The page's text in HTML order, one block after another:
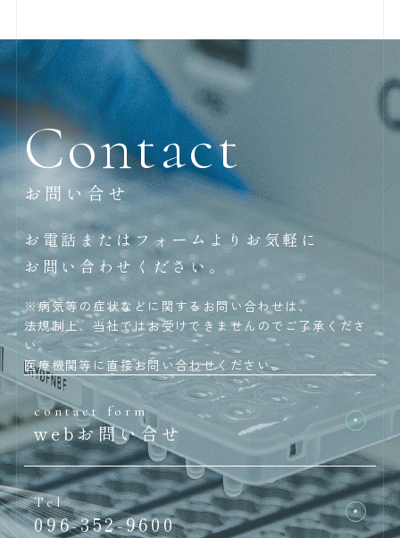
Contact
お問い合せ
お電話またはフォームよりお気軽に
お問い合わせください。
※病気等の症状などに関するお問い合わせは、
法規制上、当社ではお受けできませんのでご了承くださ
い。
医療機関等に直接お問い合わせください。
contact form
webお問い合せ
Tel
096-352-9600